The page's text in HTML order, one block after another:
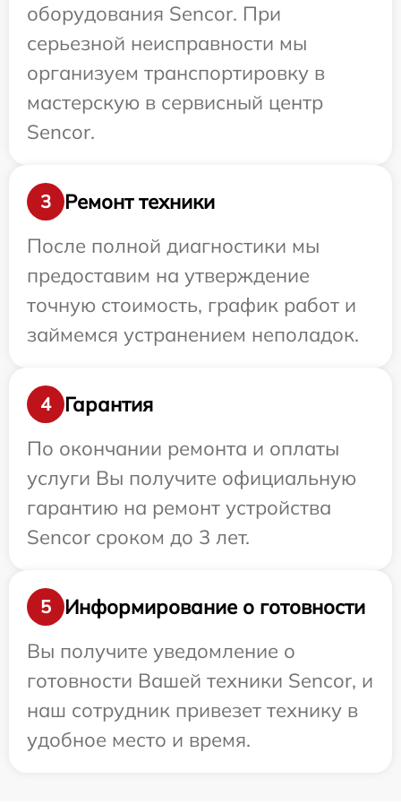
оборудования Sencor. При
серьезной неисправности мы
организуем транспортировку в
мастерскую в сервисный центр
Sencor.
3
Ремонт техники
После полной диагностики мы
предоставим на утверждение
точную стоимость, график работ и
займемся устранением неполадок.
4
Гарантия
По окончании ремонта и оплаты
услуги Вы получите официальную
гарантию на ремонт устройства
Sencor сроком до 3 лет.
5
Информирование о готовности
Вы получите уведомление о
готовности Вашей техники Sencor, и
наш сотрудник привезет технику в
удобное место и время.